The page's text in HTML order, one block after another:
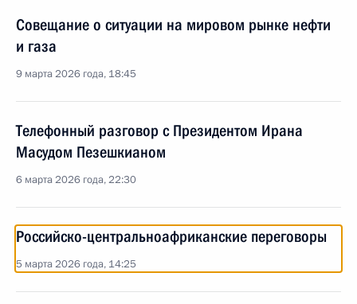
Совещание о ситуации на мировом рынке нефти
и газа
9 марта 2026 года, 18:45
Телефонный разговор с Президентом Ирана
Масудом Пезешкианом
6 марта 2026 года, 22:30
Российско-центральноафриканские переговоры
5 марта 2026 года, 14:25